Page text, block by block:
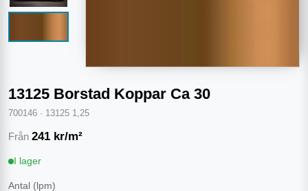
13125 Borstad Koppar Ca 30
700146 · 13125 1,25
Från 241 kr/m²
I lager
Antal (lpm)